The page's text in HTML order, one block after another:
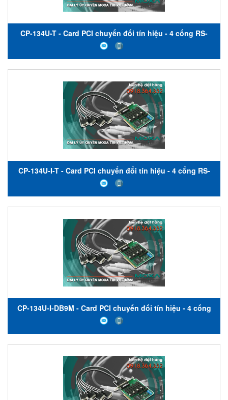
CP-134U-T - Card PCI chuyển đổi tín hiệu - 4 cổng RS-
422/485 - nhiệt độ hoạt động từ -40 đến 85 ° C- Moxa Việt
Nam
CP-134U-I-T - Card PCI chuyển đổi tín hiệu - 4 cổng RS-
422/485 - cách ly quang học - nhiệt độ hoạt động -40 đến
85 ° C - Moxa Việt Nam
CP-134U-I-DB9M - Card PCI chuyển đổi tín hiệu - 4 cổng
RS-422/485 - cách ly quang học - nhiệt độ hoạt động từ 0
đến 55 ° C (bao gồm cáp đực DB9) - Moxa Việt Nam